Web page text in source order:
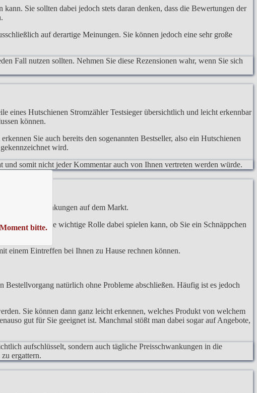
bitte.
Sie sollten dabei jedoch stets daran denken, dass die Bewertungen der
auf derartige Meinungen. Sie können jedoch eine sehr große
Fall nutzen sollten. Nehmen Sie diese Rezensionen wahr, wenn Sie sich
eines Hutschienen Stromzähler Testsieger übersichtlich und leicht erkennbar
können.
Sie auch bereits den sogenannten Bestseller, also ein Hutschienen
wird.
somit nicht jeder Kommentar auch von Ihnen vertreten werden würde.
Preisschwankungen auf dem Markt.
Einkaufs eine wichtige Rolle dabei spielen kann, ob Sie ein Schnäppchen
benötigen.
einem Eintreffen bei Ihnen zu Hause rechnen können.
Bestellvorgang natürlich ohne Probleme abschließen. Häufig ist es jedoch
Sie können dann ganz leicht erkennen, welches Produkt von welchem
gut für Sie geeignet ist. Manchmal stößt man dabei sogar auf Angebote,
aufschlüsselt, sondern auch tägliche Preisschwankungen in die
ergattern.